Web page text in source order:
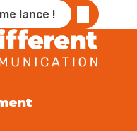
lance !